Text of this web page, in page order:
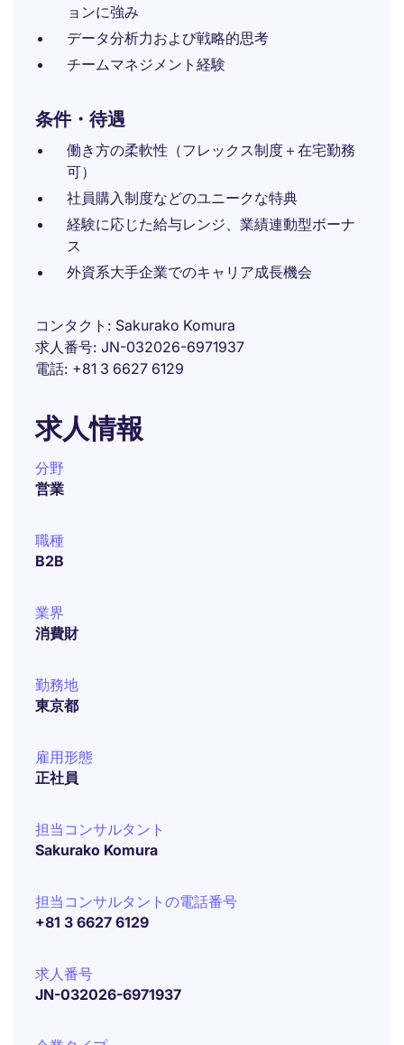
ョンに強み
データ分析力および戦略的思考
チームマネジメント経験
条件・待遇
働き方の柔軟性（フレックス制度＋在宅勤務
可）
社員購入制度などのユニークな特典
経験に応じた給与レンジ、業績連動型ボーナ
ス
外資系大手企業でのキャリア成長機会
コンタクト
Sakurako Komura
求人番号 JN-032026-6971937
電話 +81 3 6627 6129
求人情報
分野
営業
職種
B2B
業界
消費財
勤務地
東京都
雇用形態
正社員
担当コンサルタント
Sakurako Komura
担当コンサルタントの電話番号
+81 3 6627 6129
求人番号
JN-032026-6971937